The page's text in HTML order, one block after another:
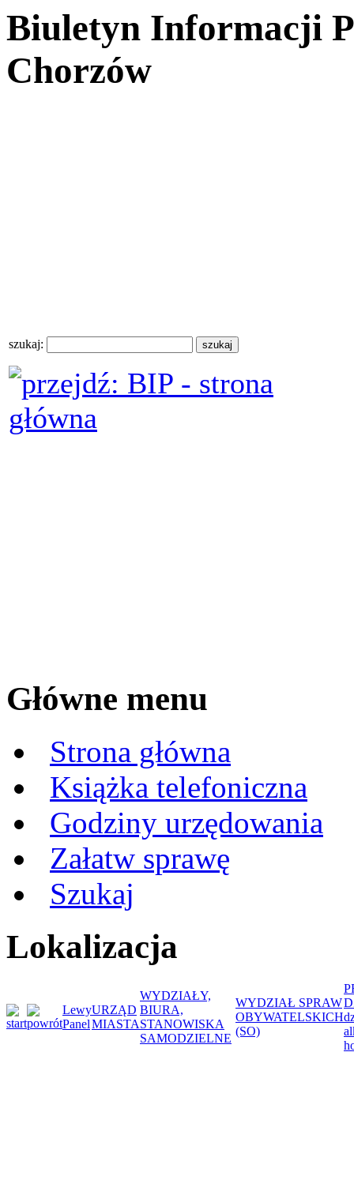
Biuletyn Informacji
Chorzów
szukaj:
Główne menu
Strona główna
Książka telefoniczna
Godziny urzędowania
Załatw sprawę
Szukaj
Lokalizacja
Lewy
Panel
URZĄD
MIASTA
WYDZIAŁY,
BIURA,
STANOWISKA
SAMODZIELNE
WYDZIAŁ SPRAW
OBYWATELSKICH
(SO)